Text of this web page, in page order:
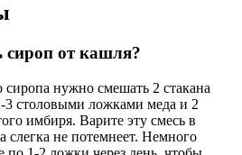
сироп от кашля?
сиропа нужно смешать 2 стакана
3 столовыми ложками меда и 2
имбиря. Варите эту смесь в
слегка не потемнеет. Немного